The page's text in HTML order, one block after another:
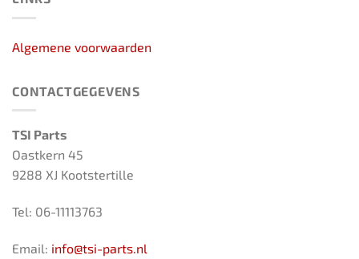
Algemene voorwaarden
CONTACTGEGEVENS
TSI Parts
Oastkern 45
9288 XJ Kootstertille
Tel: 06-11113763
Email: info@tsi-parts.nl